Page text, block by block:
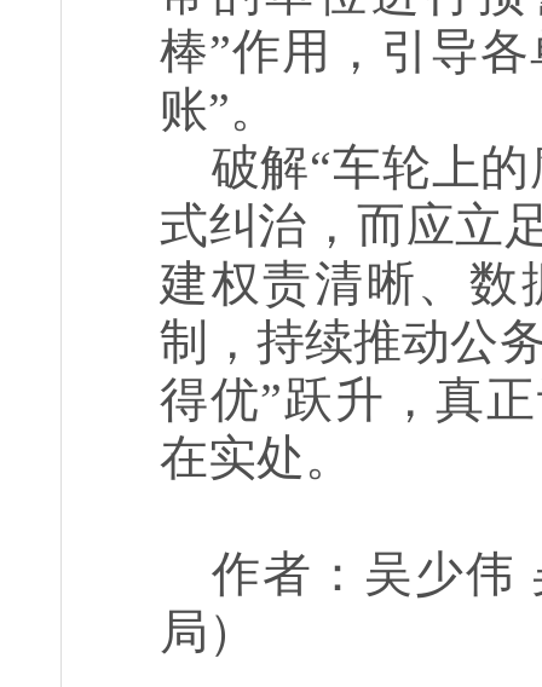
棒”作用，引导
账”。
破解“车轮上
式纠治，而应立
建权责清晰、数
制，持续推动公
得优”跃升，真
在实处。
作者：吴少伟
局）